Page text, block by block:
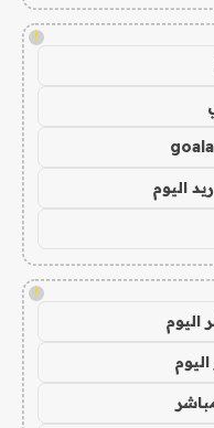
!
اليوم
!
اليوم